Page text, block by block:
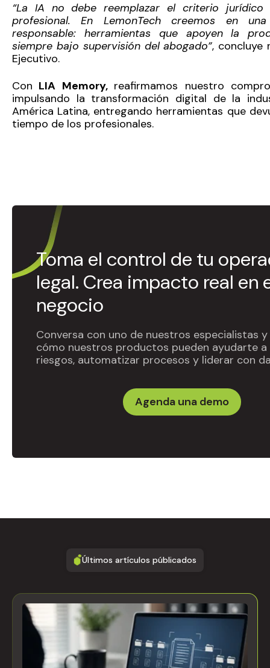
“La IA no debe reemplazar el criterio jurídico
profesional. En LemonTech creemos en
responsable: herramientas que apoyen la
siempre bajo supervisión del abogado”, concluye
Ejecutivo.
Con LIA Memory, reafirmamos nuestro
impulsando la transformación digital de la
América Latina, entregando herramientas que
tiempo de los profesionales.
Toma el control de tu
legal. Crea impacto real en
negocio
Conversa con uno de nuestros especialistas
cómo nuestros productos pueden ayudarte
riesgos, automatizar procesos y liderar con
Agenda una demo
Últimos artículos públicados